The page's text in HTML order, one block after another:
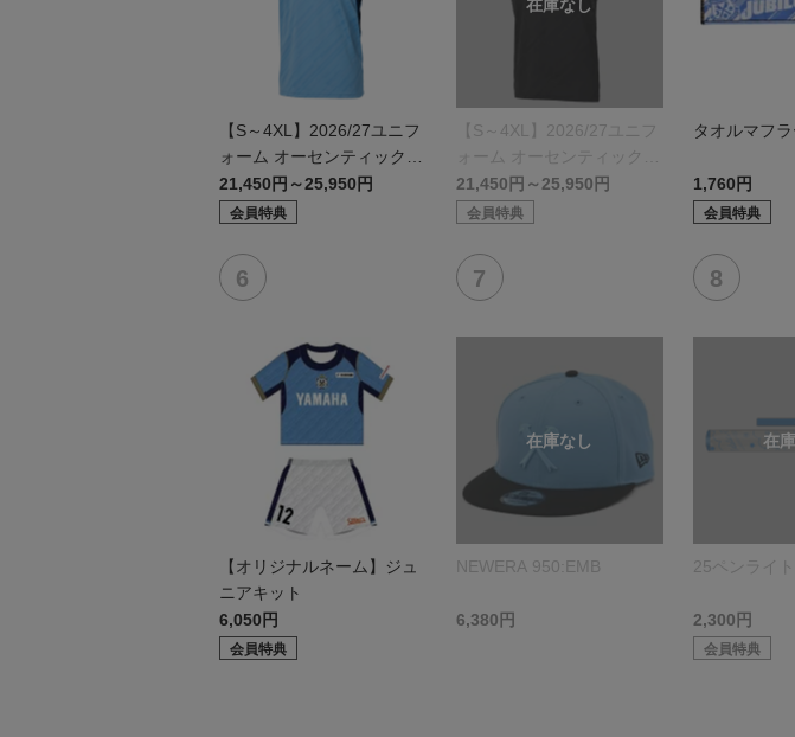
【S～4XL】2026/27ユニフ
ォーム オーセンティックモ
デル:FP1st
21,450円～25,950円
会員特典
【S～4XL】2026/27ユニフ
ォーム オーセンティックモ
デル:GK
21,450円～25,950円
会員特典
タオルマフラ
1,760円
会員特典
【オリジナルネーム】ジュ
ニアキット
6,050円
会員特典
NEWERA 950:EMB
6,380円
25ペンライト
2,300円
会員特典